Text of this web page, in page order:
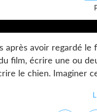
après avoir regardé
film, écrire une ou
le chien. Imaginer